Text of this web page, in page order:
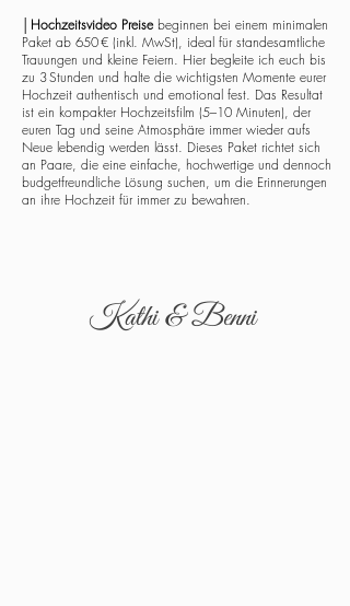
Hochzeitsvideo Preisebeginnen bei einem minimalen
Paket ab 650 € (inkl. MwSt), ideal für standesamtliche
Trauungen und kleine Feiern. Hier begleite ich euch bis
zu 3 Stunden und halte die wichtigsten Momente eurer
Hochzeit authentisch und emotional fest. Das Resultat
ist ein kompakter Hochzeitsfilm (5–10 Minuten), der
euren Tag und seine Atmosphäre immer wieder aufs
Neue lebendig werden lässt. Dieses Paket richtet sich
an Paare, die eine einfache, hochwertige und dennoch
budgetfreundliche Lösung suchen, um die Erinnerungen
an ihre Hochzeit für immer zu bewahren.
Kathi & Benni